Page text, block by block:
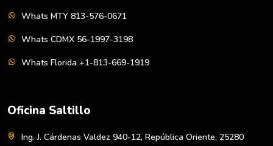
Whats MTY 813-576-0671
Whats CDMX 56-1997-3198
Whats Florida +1-813-669-1919
Oficina Saltillo
Ing. J. Cárdenas Valdez 940-12, República Oriente, 25280